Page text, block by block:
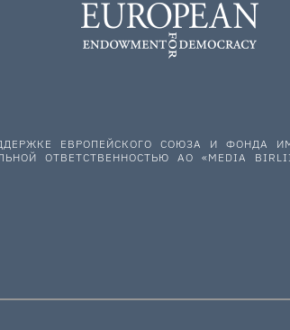
ЕВРОПЕЙСКОГО СОЮЗА И
ОТВЕТСТВЕННОСТЬЮ АО «MEDIA